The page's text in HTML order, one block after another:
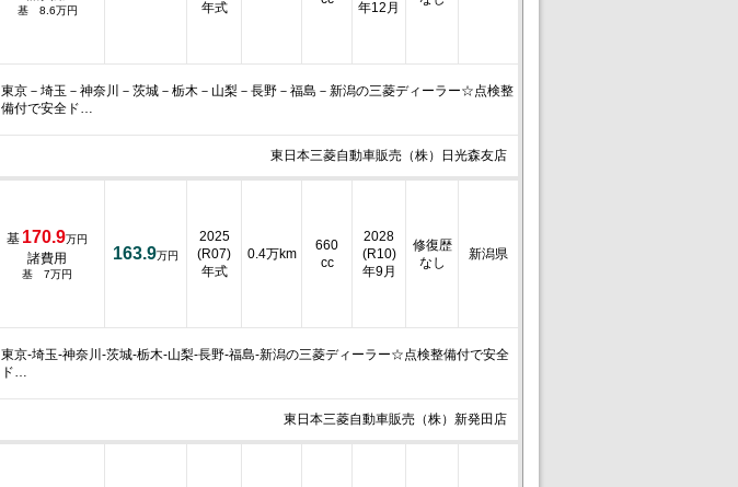
基 8.6万円
年式
年12月
東京－埼玉－神奈川－茨城－栃木－山梨－長野－福島－新潟の三菱ディーラー☆点検整
備付で安全ド…
東日本三菱自動車販売（株）日光森友店
基 170.9万円
諸費用
基 7万円
163.9万円
2025
(R07)
年式
0.4万km
660
cc
2028
(R10)
年9月
修復歴
なし
新潟県
東京-埼玉-神奈川-茨城-栃木-山梨-長野-福島-新潟の三菱ディーラー☆点検整備付で安全
ド…
東日本三菱自動車販売（株）新発田店